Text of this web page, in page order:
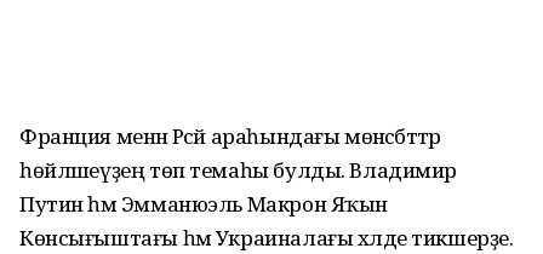
Франция менән Рәсәй араһындағы мөнәсәбәттәр
һөйләшеүҙең төп темаһы булды. Владимир
Путин һәм Эмманюэль Макрон Яҡын
Көнсығыштағы һәм Украиналағы хәлде тикшерҙе.